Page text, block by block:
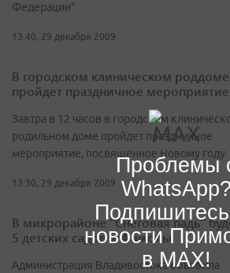
Федерации"
13:40, 29 декабря 2009
В городском клиническом роддоме
пройдет праздничное мероприятие
Завтра в 12 часов в городском
родильном доме пройдет праздничное
мероприятие, посвященное Новому году
13:30, 29 декабря 2009
В микрорайоне "Снеговая падь"
5 детских садов и 4 школы
Администрация Владивостока объявила
Проблемы
WhatsApp?
новости
в MAX!